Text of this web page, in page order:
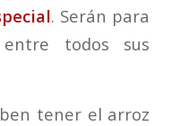
. Serán para
todos sus
tener el arroz